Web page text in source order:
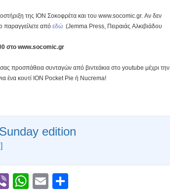
της ΙΟΝ Σοκοφρέτα και του www.socomic.gr. Αν δεν
παραγγείλετε από εδώ (Jemma Press, Πειραιάς Αλκιβιάδου
στο www.socomic.gr
προσπάθεια συνταγών από βιντεάκια στο youtube μέχρι την
ένα κουτί ΙΟΝ Pocket Pie ή Nucrema!
edition
ViberWhatsApp
Email